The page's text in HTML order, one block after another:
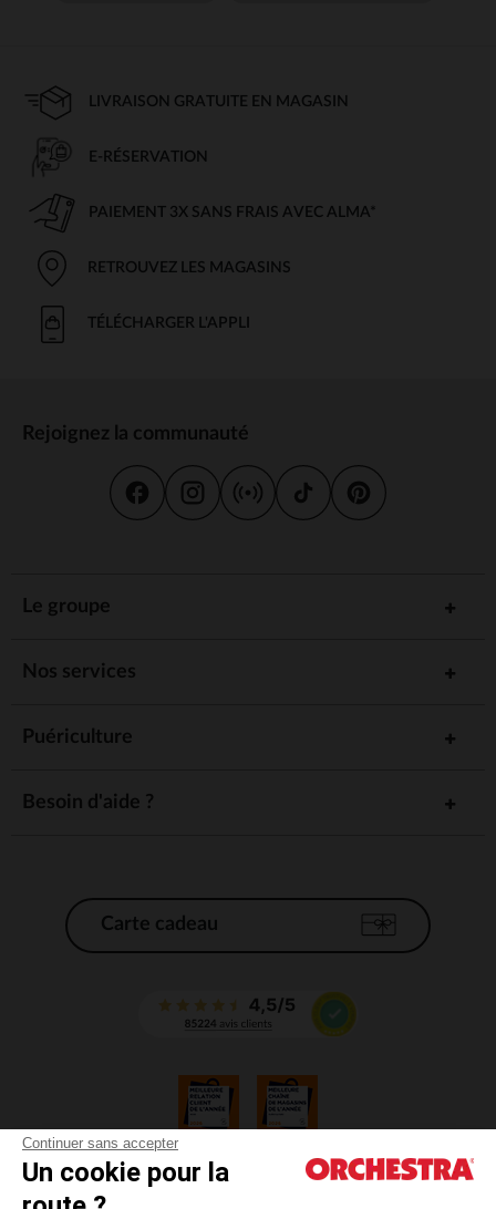
Continuer sans accepter
Un cookie pour la
LIVRAISON GRATUITE EN MAGASIN
E-RÉSERVATION
PAIEMENT 3X SANS FRAIS AVEC ALMA*
RETROUVEZ LES MAGASINS
TÉLÉCHARGER L'APPLI
Rejoignez la communauté
Le groupe
Nos services
Puériculture
Besoin d'aide ?
Carte cadeau